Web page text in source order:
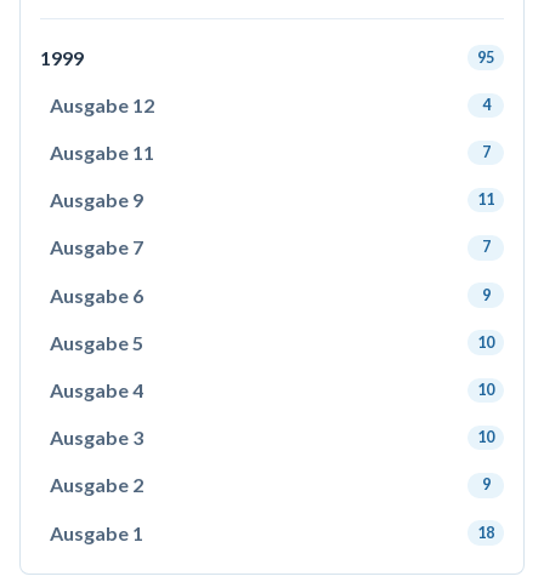
1999 95
Ausgabe 12 4
Ausgabe 11 7
Ausgabe 9 11
Ausgabe 7 7
Ausgabe 6 9
Ausgabe 5 10
Ausgabe 4 10
Ausgabe 3 10
Ausgabe 2 9
Ausgabe 1 18